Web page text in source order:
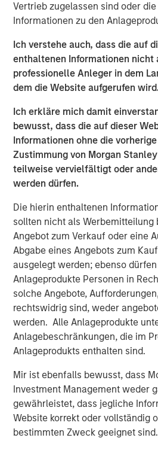
Vertrieb zugelassen sind oder
Informationen zu den
Ich verstehe auch, dass die auf
enthaltenen Informationen nicht
professionelle Anleger in dem
dem die Website aufgerufen
Ich erkläre mich damit
bewusst, dass die auf dieser
Informationen ohne die
Zustimmung von Morgan
teilweise vervielfältigt oder
werden dürfen.
Die hierin enthaltenen
sollten nicht als Werbemitteilung
Angebot zum Verkauf oder eine
Abgabe eines Angebots zum
ausgelegt werden; ebenso
Anlageprodukte Personen in
solche Angebote,
rechtswidrig sind, weder
werden. Alle Anlageprodukte
Anlagebeschränkungen, die im
Anlageprodukts enthalten sind.
Mir ist ebenfalls bewusst, dass
Investment Management weder
gewährleistet, dass jegliche
Website korrekt oder vollständig
bestimmten Zweck geeignet sind.
GLOBAL FIXED INCOME BULLETIN
Video: Built on Resilience
GLOBAL FIXED INCOME BULLETIN
Built on Resilience
GLOBAL FIXED INCOME BULLETIN
Video: Risk Assets Persist
Vorgestellte